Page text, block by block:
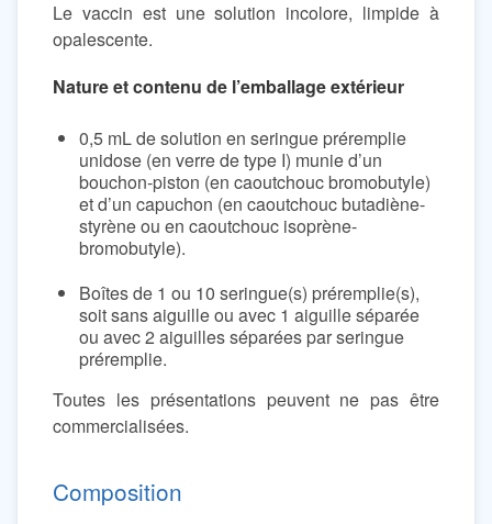
Le vaccin est une solution incolore, limpide à
opalescente.
Nature et contenu de l’emballage extérieur
0,5 mL de solution en seringue préremplie
unidose (en verre de type I) munie d’un
bouchon-piston (en caoutchouc bromobutyle)
et d’un capuchon (en caoutchouc butadiène-
styrène ou en caoutchouc isoprène-
bromobutyle).
Boîtes de 1 ou 10 seringue(s) préremplie(s),
soit sans aiguille ou avec 1 aiguille séparée
ou avec 2 aiguilles séparées par seringue
préremplie.
Toutes les présentations peuvent ne pas être
commercialisées.
Composition